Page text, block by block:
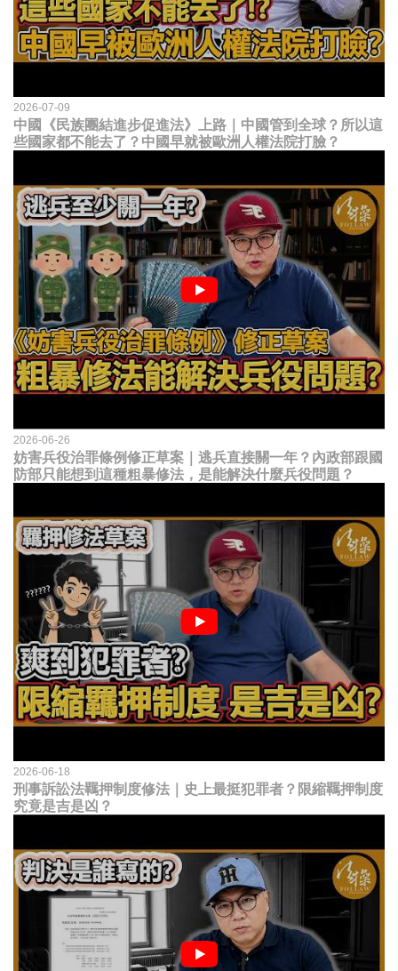
2026-07-09
中國《民族團結進步促進法》上路｜中國管到全球？所以這
些國家都不能去了？中國早就被歐洲人權法院打臉？
2026-06-26
妨害兵役治罪條例修正草案｜逃兵直接關一年？內政部跟國
防部只能想到這種粗暴修法，是能解決什麼兵役問題？
2026-06-18
刑事訴訟法羈押制度修法｜史上最挺犯罪者？限縮羈押制度
究竟是吉是凶？